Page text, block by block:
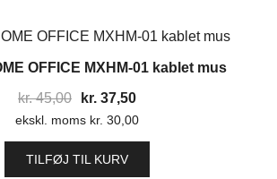
OFFICE MXHM-01 kablet mus
kr.45,00
Den
oprindelige
pris
var:
kr. 37,50Den
aktuelle
pris
ekskl. moms kr. 30,00
TILFØJ TIL KURV